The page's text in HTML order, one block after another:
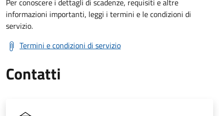
informazioni importanti, leggi i termini e le condizioni di
servizio.
Termini e condizioni di servizio
Contatti